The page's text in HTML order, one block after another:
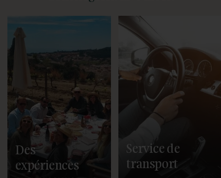
Nous pouvons vous proposer
des visites personnalisées de
la ville, des pass pour les
musées, vous réserver une
table dans les meilleurs
restaurants de la ville, acheter
pour vous des entrées pour les
matchs du FC Barcelona, et
vous aider à explorer chaque
recoin de la ville via bus, vélo,
Segway ou même hélicoptère !
Des
expériences
Nous vous attendrons à votre
arrivée à Barcelone pour vous
accompagner dans votre
nouveau logement.
Service de
transport